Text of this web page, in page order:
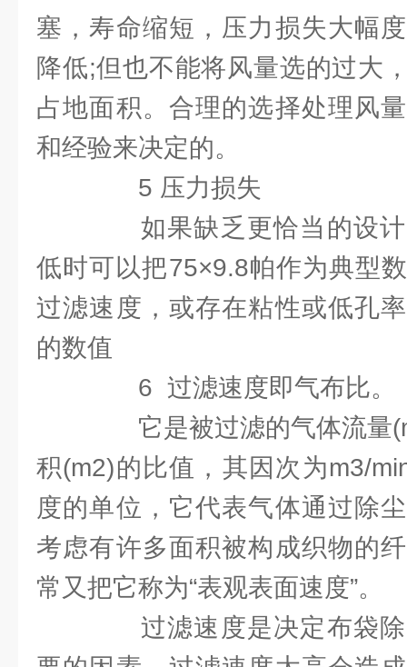
塞，寿命缩短，压力损失大幅
降低;但也不能将风量选的过大
占地面积。合理的选择处理风
和经验来决定的。
5 压力损失
如果缺乏更恰当的设计
低时可以把75×9.8帕作为典型
过滤速度，或存在粘性或低孔
的数值
6 过滤速度即气布比。
它是被过滤的气体流量
积(m2)的比值，其因次为m3/
度的单位，它代表气体通过除
考虑有许多面积被构成织物的
常又把它称为“表观表面速度”。
过滤速度是决定布袋除